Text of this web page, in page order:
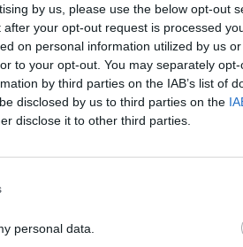
by us, please use the below opt-out
your opt-out request is processed
on personal information utilized by us
to your opt-out. You may separately
by third parties on the IAB’s list of
disclosed by us to third parties on the
disclose it to other third parties.
personal data.ιδιόκτητα